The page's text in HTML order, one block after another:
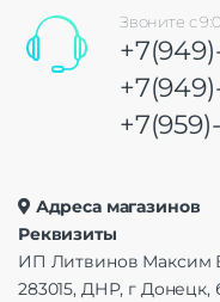
Звоните с
Адреса магазинов
Реквизиты
ИП Литвинов Максим
283015, ДНР, г